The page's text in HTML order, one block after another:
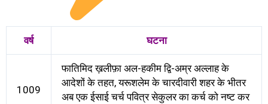
वर्ष घटना
1009
फातिमिद ख़लीफ़ा अल-हकीम द्वि-अम्र अल्लाह के
आदेशों के तहत, यरूशलेम के चारदीवारी शहर के भीतर
अब एक ईसाई चर्च पवित्र सेकुलर का कर्च को नष्ट कर